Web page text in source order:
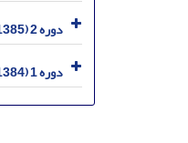
دوره 2 (1385)
دوره 1 (1384)